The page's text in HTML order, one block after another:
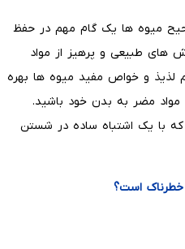
میوه ها یک گام مهم در حفظ
های طبیعی و پرهیز از مواد
لذیذ و خواص مفید میوه ها بهره
مواد مضر به بدن خود باشید.
با یک اشتباه ساده در شستن
است؟